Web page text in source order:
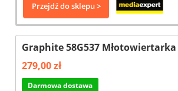
Przejdź do sklepu >
Graphite 58G537 Młotowiertarka
279,00 zł
Darmowa dostawa